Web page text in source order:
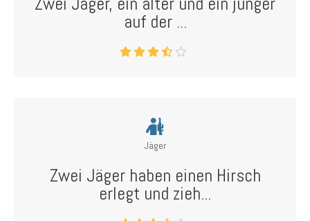
auf der ...
Jäger
Zwei Jäger haben einen Hirsch
erlegt und zieh...